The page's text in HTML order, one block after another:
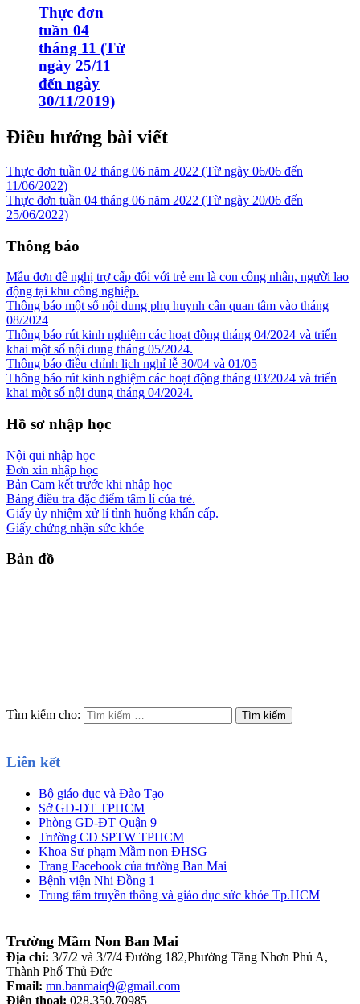
Thực đơn
tuần 04
tháng 11 (Từ
ngày 25/11
đến ngày
30/11/2019)
Điều hướng bài viết
Thực đơn tuần 02 tháng 06 năm 2022 (Từ ngày 06/06 đến
11/06/2022)
Thực đơn tuần 04 tháng 06 năm 2022 (Từ ngày 20/06 đến
25/06/2022)
Thông báo
Mẫu đơn đề nghị trợ cấp đối với trẻ em là con công nhân, người lao
động tại khu công nghiệp.
Thông báo một số nội dung phụ huynh cần quan tâm vào tháng
08/2024
Thông báo rút kinh nghiệm các hoạt động tháng 04/2024 và triển
khai một số nội dung tháng 05/2024.
Thông báo điều chỉnh lịch nghỉ lễ 30/04 và 01/05
Thông báo rút kinh nghiệm các hoạt động tháng 03/2024 và triển
khai một số nội dung tháng 04/2024.
Hồ sơ nhập học
Nội qui nhập học
Đơn xin nhập học
Bản Cam kết trước khi nhập học
Bảng điều tra đặc điểm tâm lí của trẻ.
Giấy ủy nhiệm xử lí tình huống khẩn cấp.
Giấy chứng nhận sức khỏe
Bản đồ
Tìm kiếm cho:
Liên kết
Bộ giáo dục và Đào Tạo
Sở GD-ĐT TPHCM
Phòng GD-ĐT Quận 9
Trường CĐ SPTW TPHCM
Khoa Sư phạm Mầm non ĐHSG
Trang Facebook của trường Ban Mai
Bệnh viện Nhi Đồng 1
Trung tâm truyền thông và giáo dục sức khỏe Tp.HCM
Trường Mầm Non Ban Mai
Địa chỉ: 3/7/2 và 3/7/4 Đường 182,Phường Tăng Nhơn Phú A,
Thành Phố Thủ Đức
Email: mn.banmaiq9@gmail.com
Điện thoại: 028.350.70985